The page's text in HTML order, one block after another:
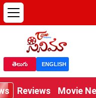
తెలుగు ENGLISH
Reviews Movie